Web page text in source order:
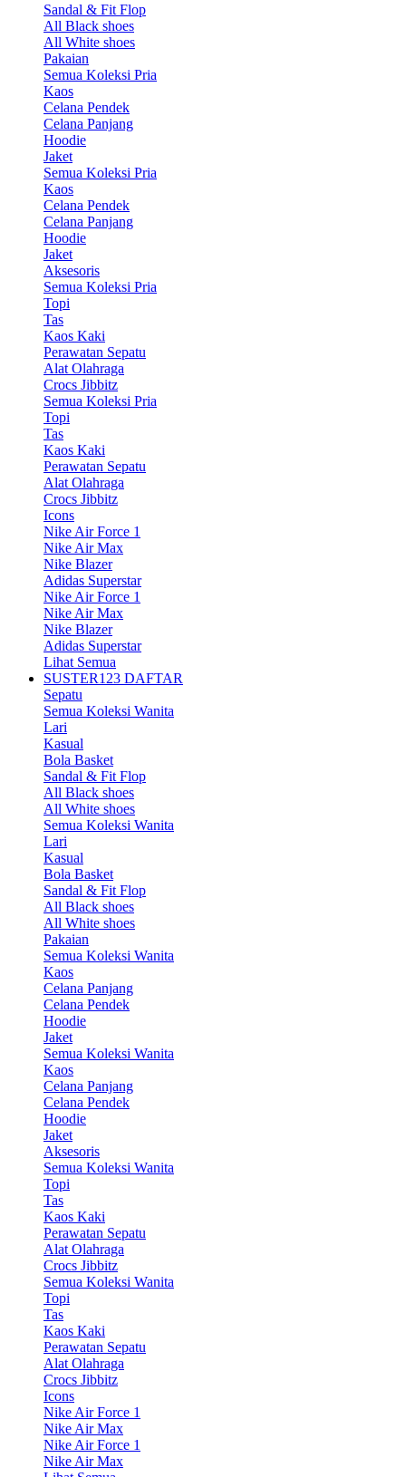
Sandal & Fit Flop
All Black shoes
All White shoes
Pakaian
Semua Koleksi Pria
Kaos
Celana Pendek
Celana Panjang
Hoodie
Jaket
Semua Koleksi Pria
Kaos
Celana Pendek
Celana Panjang
Hoodie
Jaket
Aksesoris
Semua Koleksi Pria
Topi
Tas
Kaos Kaki
Perawatan Sepatu
Alat Olahraga
Crocs Jibbitz
Semua Koleksi Pria
Topi
Tas
Kaos Kaki
Perawatan Sepatu
Alat Olahraga
Crocs Jibbitz
Icons
Nike Air Force 1
Nike Air Max
Nike Blazer
Adidas Superstar
Nike Air Force 1
Nike Air Max
Nike Blazer
Adidas Superstar
Lihat Semua
SUSTER123 DAFTAR
Sepatu
Semua Koleksi Wanita
Lari
Kasual
Bola Basket
Sandal & Fit Flop
All Black shoes
All White shoes
Semua Koleksi Wanita
Lari
Kasual
Bola Basket
Sandal & Fit Flop
All Black shoes
All White shoes
Pakaian
Semua Koleksi Wanita
Kaos
Celana Panjang
Celana Pendek
Hoodie
Jaket
Semua Koleksi Wanita
Kaos
Celana Panjang
Celana Pendek
Hoodie
Jaket
Aksesoris
Semua Koleksi Wanita
Topi
Tas
Kaos Kaki
Perawatan Sepatu
Alat Olahraga
Crocs Jibbitz
Semua Koleksi Wanita
Topi
Tas
Kaos Kaki
Perawatan Sepatu
Alat Olahraga
Crocs Jibbitz
Icons
Nike Air Force 1
Nike Air Max
Nike Air Force 1
Nike Air Max